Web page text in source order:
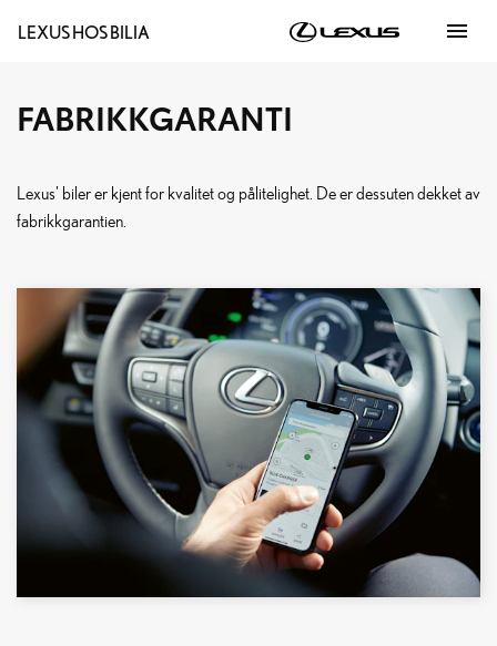
LEXUS HOS BILIA menu
FABRIKKGARANTI
Lexus' biler er kjent for kvalitet og pålitelighet. De er dessuten dekket av
fabrikkgarantien.